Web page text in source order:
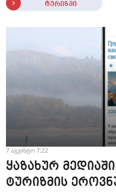
ტურიზმი
7 აგვისტო 7:22
ყაზახურ
ტურიზმის